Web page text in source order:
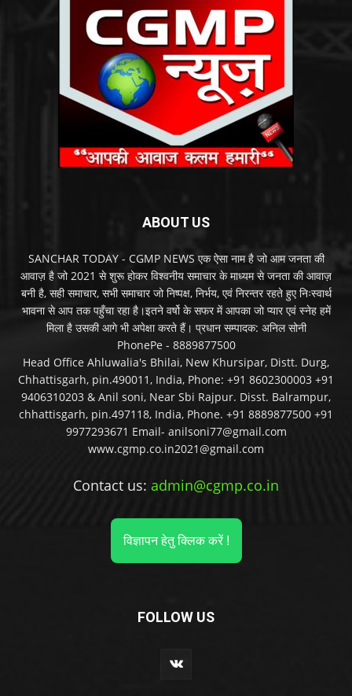
ABOUT US
SANCHAR TODAY - CGMP NEWS एक ऐसा नाम है जो आम जनता की
आवाज़ है जो 2021 से शुरू होकर विश्वनीय समाचार के माध्यम से जनता की आवाज़
बनी है, सही समाचार, सभी समाचार जो निष्पक्ष, निर्भय, एवं निरन्तर रहते हुए निःस्वार्थ
भावना से आप तक पहुँचा रहा है।इतने वर्षो के सफर में आपका जो प्यार एवं स्नेह हमें
मिला है उसकी आगे भी अपेक्षा करते हैं। प्रधान सम्पादक: अनिल सोनी
PhonePe - 8889877500
Head Office Ahluwalia's Bhilai, New Khursipar, Distt. Durg,
Chhattisgarh, pin.490011, India, Phone: +91 8602300003 +91
9406310203 & Anil soni, Near Sbi Rajpur. Disst. Balrampur,
chhattisgarh, pin.497118, India, Phone. +91 8889877500 +91
9977293671 Email- anilsoni77@gmail.com
www.cgmp.co.in2021@gmail.com
Contact us: admin@cgmp.co.in
विज्ञापन हेतु क्लिक करें !
FOLLOW US